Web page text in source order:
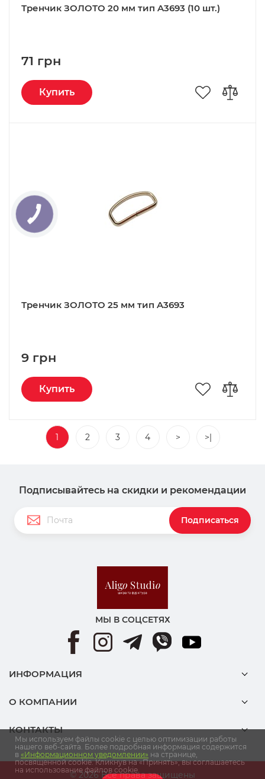
Тренчик ЗОЛОТО 20 мм тип A3693 (10 шт.)
71 грн
Купить
Тренчик ЗОЛОТО 25 мм тип A3693
9 грн
Купить
1 2 3 4 > >|
Подписывайтесь на скидки и рекомендации
Подписаться
МЫ В СОЦСЕТЯХ
ИНФОРМАЦИЯ
О КОМПАНИИ
КОНТАКТЫ
© 2026 Все права защищены
Мы используем файлы cookie с целью оптимизации работы
нашего веб-сайта. Более подробная информация содержится
в «Информационном уведомлении» на странице,
посвященной cookie. Кликнув на «Принять», вы соглашаетесь
на использование файлов cookie.